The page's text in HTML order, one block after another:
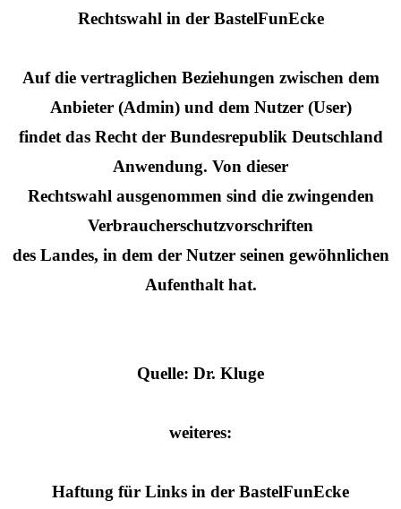
Rechtswahl in der BastelFunEcke
Auf die vertraglichen Beziehungen zwischen dem
Anbieter (Admin) und dem Nutzer (User)
findet das Recht der Bundesrepublik Deutschland
Anwendung. Von dieser
Rechtswahl ausgenommen sind die zwingenden
Verbraucherschutzvorschriften
des Landes, in dem der Nutzer seinen gewöhnlichen
Aufenthalt hat.
Quelle: Dr. Kluge
weiteres:
Haftung für Links in der BastelFunEcke